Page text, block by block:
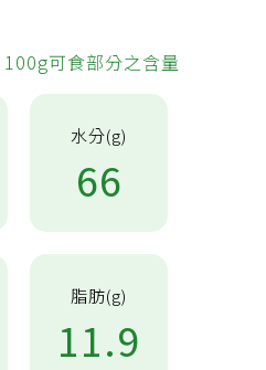
可食部分之含量
水分(g)
66
脂肪(g)
11.9